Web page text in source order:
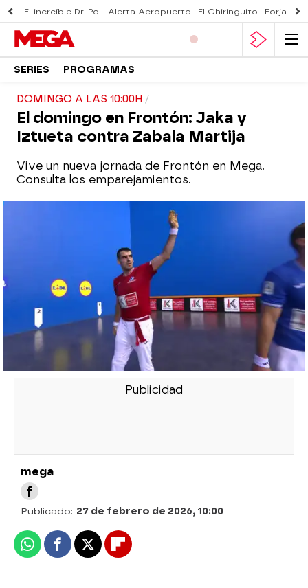
El increíble Dr. Pol Alerta Aeropuerto El Chiringuito Forjado
SERIES PROGRAMAS
DOMINGO A LAS 10:00H
El domingo en Frontón: Jaka y
Iztueta contra Zabala Martija
Vive un nueva jornada de Frontón en Mega.
Consulta los emparejamientos.
mega
Publicado: 27 de febrero de 2026, 10:00
WhatsappFacebook
X Flipboard